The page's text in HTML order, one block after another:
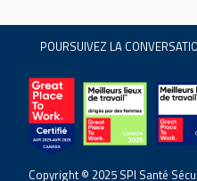
POURSUIVEZ LA
Copyright © 2025 SPI Santé